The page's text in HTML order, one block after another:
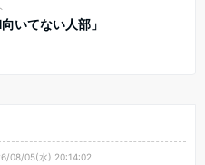
いてない人部」
08/05(水) 20:14:02